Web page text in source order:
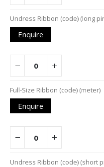
Undress Ribbon (code) (long
Enquire
Full-Size Ribbon (code) (meter)
Enquire
Undress Ribbon (code) (short